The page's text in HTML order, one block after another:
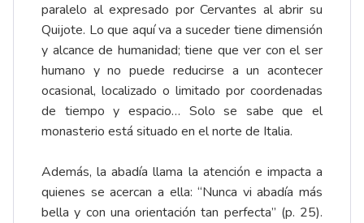
paralelo al expresado por Cervantes al abrir su
Quijote. Lo que aquí va a suceder tiene dimensión
y alcance de humanidad; tiene que ver con el ser
humano y no puede reducirse a un acontecer
ocasional, localizado o limitado por coordenadas
de tiempo y espacio… Solo se sabe que el
monasterio está situado en el norte de Italia.
Además, la abadía llama la atención e impacta a
quienes se acercan a ella: “Nunca vi abadía más
bella y con una orientación tan perfecta” (p. 25).